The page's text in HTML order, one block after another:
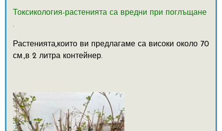
Токсикология-растенията са вредни при поглъщане
.
Растенията,които ви предлагаме са високи около 70
см.,в 2 литра контейнер.